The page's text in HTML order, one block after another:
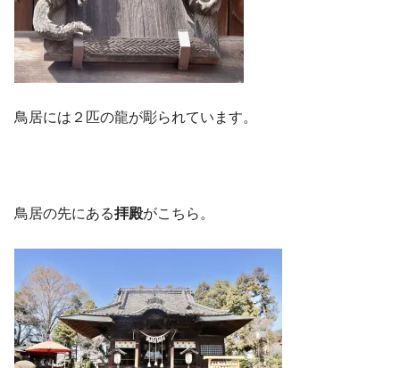
鳥居には２匹の龍が彫られています。
鳥居の先にある拝殿がこちら。